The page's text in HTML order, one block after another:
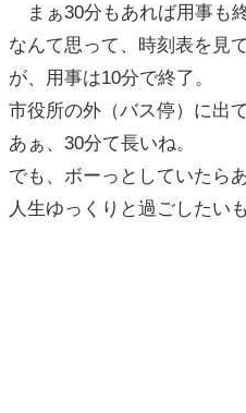
まぁ30分もあれば用事も
なんて思って、時刻表を見
が、用事は10分で終了。
市役所の外（バス停）に出
あぁ、30分て長いね。
でも、ボーっとしていたら
人生ゆっくりと過ごしたい